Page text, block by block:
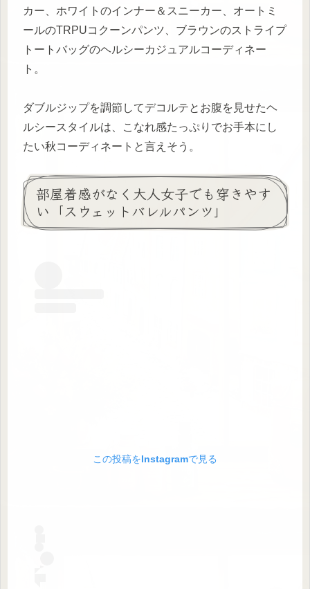
カー、ホワイトのインナー＆スニーカー、オートミ
ールのTRPUコクーンパンツ、ブラウンのストライプ
トートバッグのヘルシーカジュアルコーディネー
ト。
ダブルジップを調節してデコルテとお腹を見せたヘ
ルシースタイルは、こなれ感たっぷりでお手本にし
たい秋コーディネートと言えそう。
部屋着感がなく大人女子でも穿きやす
い「スウェットバレルパンツ」
この投稿をInstagramで見る